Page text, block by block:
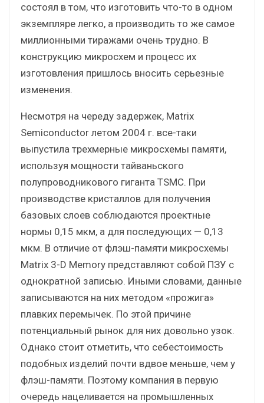
состоял в том, что изготовить что-то в одном
экземпляре легко, а производить то же самое
миллионными тиражами очень трудно. В
конструкцию микросхем и процесс их
изготовления пришлось вносить серьезные
изменения.
Несмотря на череду задержек, Matrix
Semiconductor летом 2004 г. все-таки
выпустила трехмерные микросхемы памяти,
используя мощности тайваньского
полупроводникового гиганта TSMC. При
производстве кристаллов для получения
базовых слоев соблюдаются проектные
нормы 0,15 мкм, а для последующих — 0,13
мкм. В отличие от флэш-памяти микросхемы
Matrix 3-D Memory представляют собой ПЗУ с
однократной записью. Иными словами, данные
записываются на них методом «прожига»
плавких перемычек. По этой причине
потенциальный рынок для них довольно узок.
Однако стоит отметить, что себестоимость
подобных изделий почти вдвое меньше, чем у
флэш-памяти. Поэтому компания в первую
очередь нацеливается на промышленных